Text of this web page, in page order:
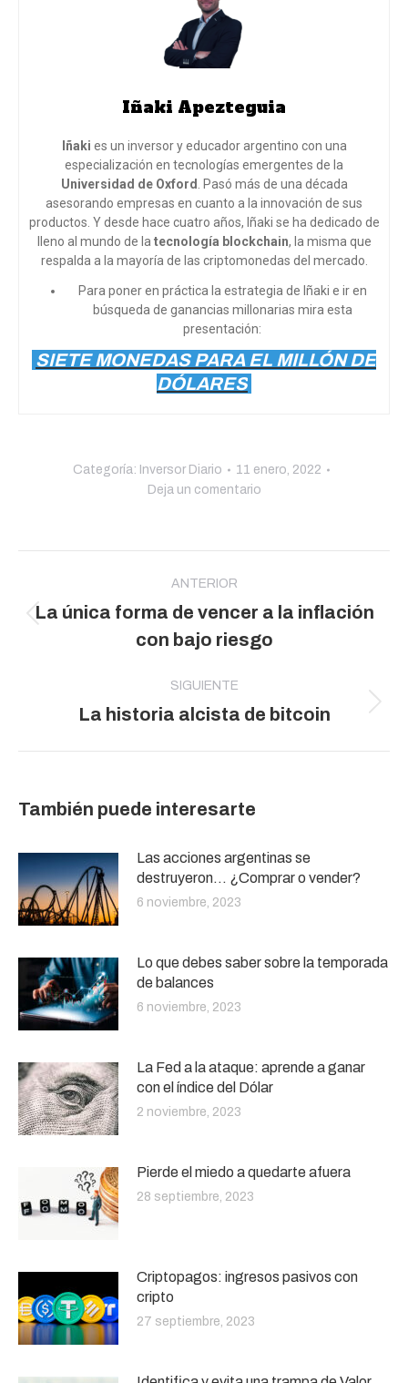
Iñaki Apezteguia
Iñaki es un inversor y educador argentino con una
especialización en tecnologías emergentes de la
Universidad de Oxford
. Pasó más de una década
asesorando empresas en cuanto a la innovación de sus
productos. Y desde hace cuatro años, Iñaki se ha dedicado de
lleno al mundo de la tecnología blockchain, la misma que
respalda a la mayoría de las criptomonedas del mercado.
Para poner en práctica la estrategia de Iñaki e ir en
búsqueda de ganancias millonarias mira esta
presentación:
SIETE MONEDAS PARA EL MILLÓN DE
DÓLARES
Categoría: Inversor Diario
11 enero, 2022
Deja un comentario
publicaciones
ANTERIOR
Publicación
anterior:
La única forma de vencer a la inflación
con bajo riesgo
SIGUIENTE
Publicación
La historia alcista de bitcoin
También puede interesarte
Las acciones argentinas se
destruyeron… ¿Comprar o vender?
6 noviembre, 2023
Lo que debes saber sobre la temporada
de balances
6 noviembre, 2023
La Fed a la ataque: aprende a ganar
con el índice del Dólar
2 noviembre, 2023
Pierde el miedo a quedarte afuera
28 septiembre, 2023
Criptopagos: ingresos pasivos con
cripto
27 septiembre, 2023